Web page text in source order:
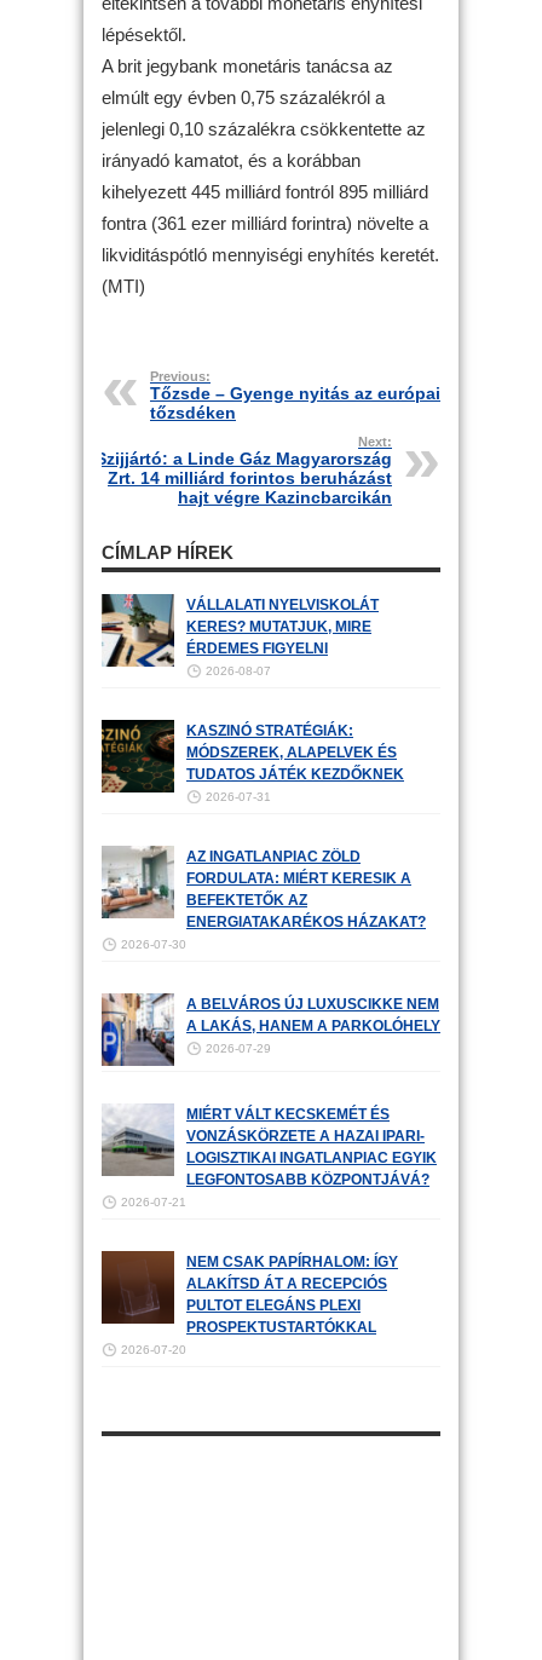
lépésektől.
A brit jegybank monetáris tanácsa az
elmúlt egy évben 0,75 százalékról a
jelenlegi 0,10 százalékra csökkentette az
irányadó kamatot, és a korábban
kihelyezett 445 milliárd fontról 895 milliárd
fontra (361 ezer milliárd forintra) növelte a
likviditáspótló mennyiségi enyhítés keretét.
(MTI)
Previous:
Tőzsde – Gyenge nyitás az európai
tőzsdéken
Next:
Szijjártó: a Linde Gáz Magyarország
Zrt. 14 milliárd forintos beruházást
hajt végre Kazincbarcikán
CÍMLAP HÍREK
VÁLLALATI NYELVISKOLÁT
KERES? MUTATJUK, MIRE
ÉRDEMES FIGYELNI
2026-08-07
KASZINÓ STRATÉGIÁK:
MÓDSZEREK, ALAPELVEK ÉS
TUDATOS JÁTÉK KEZDŐKNEK
2026-07-31
AZ INGATLANPIAC ZÖLD
FORDULATA: MIÉRT KERESIK A
BEFEKTETŐK AZ
ENERGIATAKARÉKOS HÁZAKAT?
2026-07-30
A BELVÁROS ÚJ LUXUSCIKKE NEM
A LAKÁS, HANEM A PARKOLÓHELY
2026-07-29
MIÉRT VÁLT KECSKEMÉT ÉS
VONZÁSKÖRZETE A HAZAI IPARI-
LOGISZTIKAI INGATLANPIAC EGYIK
LEGFONTOSABB KÖZPONTJÁVÁ?
2026-07-21
NEM CSAK PAPÍRHALOM: ÍGY
ALAKÍTSD ÁT A RECEPCIÓS
PULTOT ELEGÁNS PLEXI
PROSPEKTUSTARTÓKKAL
2026-07-20